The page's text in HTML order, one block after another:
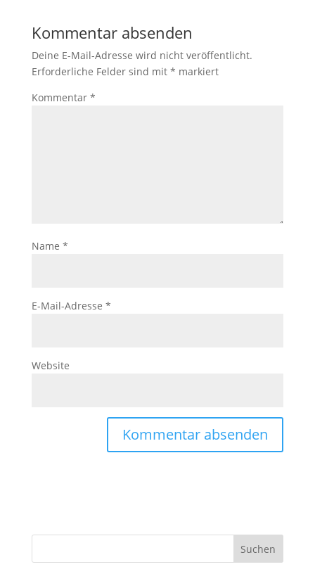
Kommentar absenden
Deine E-Mail-Adresse wird nicht veröffentlicht.
Erforderliche Felder sind mit * markiert
Kommentar *
Name *
E-Mail-Adresse *
Website